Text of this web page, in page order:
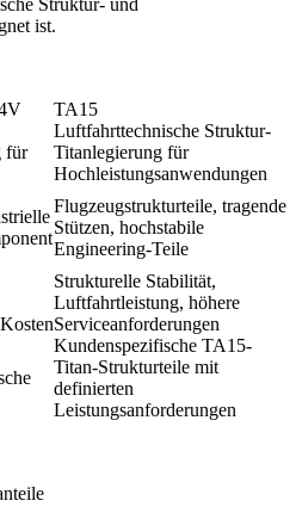
Struktur- und
ist.
TA15
für
Luftfahrttechnische Struktur-
Titanlegierung für
Hochleistungsanwendungen
Flugzeugstrukturteile, tragende
Stützen, hochstabile
Engineering-Teile
Strukturelle Stabilität,
Luftfahrtleistung, höhere
Serviceanforderungen
Kundenspezifische TA15-
Titan-Strukturteile mit
definierten
Leistungsanforderungen